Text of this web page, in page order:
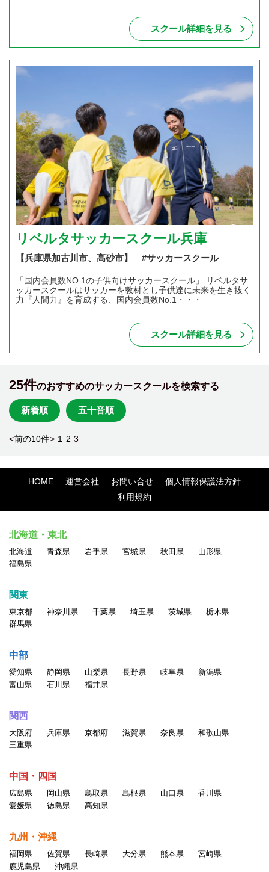
スクール詳細を見る
リベルタサッカースクール兵庫
【兵庫県加古川市、高砂市】 #サッカースクール
「国内会員数NO.1の子供向けサッカースクール」 リベルタサ
ッカースクールはサッカーを教材とし子供達に未来を生き抜く
力『人間力』を育成する、国内会員数No.1・・・
スクール詳細を見る
25件のおすすめのサッカースクールを検索する
新着順 五十音順
<前の10件> 1 2 3
HOME 運営会社 お問い合せ
個人情報保護法方針
利用規約
北海道・東北
北海道 青森県 岩手県 宮城県 秋田県
山形県
福島県
関東
東京都 神奈川県 千葉県 埼玉県 茨城県
栃木県
群馬県
中部
愛知県 静岡県 山梨県 長野県 岐阜県
新潟県
富山県
石川県 福井県
関西
大阪府 兵庫県 京都府 滋賀県 奈良県
和歌山県
三重県
中国・四国
広島県 岡山県 鳥取県 島根県 山口県
香川県
愛媛県
徳島県 高知県
九州・沖縄
福岡県 佐賀県 長崎県 大分県 熊本県
宮崎県
鹿児島県
沖縄県